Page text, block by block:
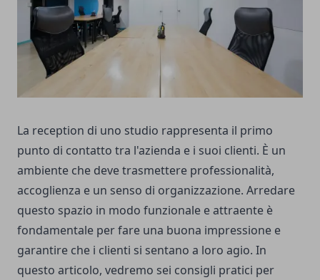
La reception di uno studio rappresenta il primo
punto di contatto tra l'azienda e i suoi clienti. È un
ambiente che deve trasmettere professionalità,
accoglienza e un senso di organizzazione. Arredare
questo spazio in modo funzionale e attraente è
fondamentale per fare una buona impressione e
garantire che i clienti si sentano a loro agio. In
questo articolo, vedremo sei consigli pratici per